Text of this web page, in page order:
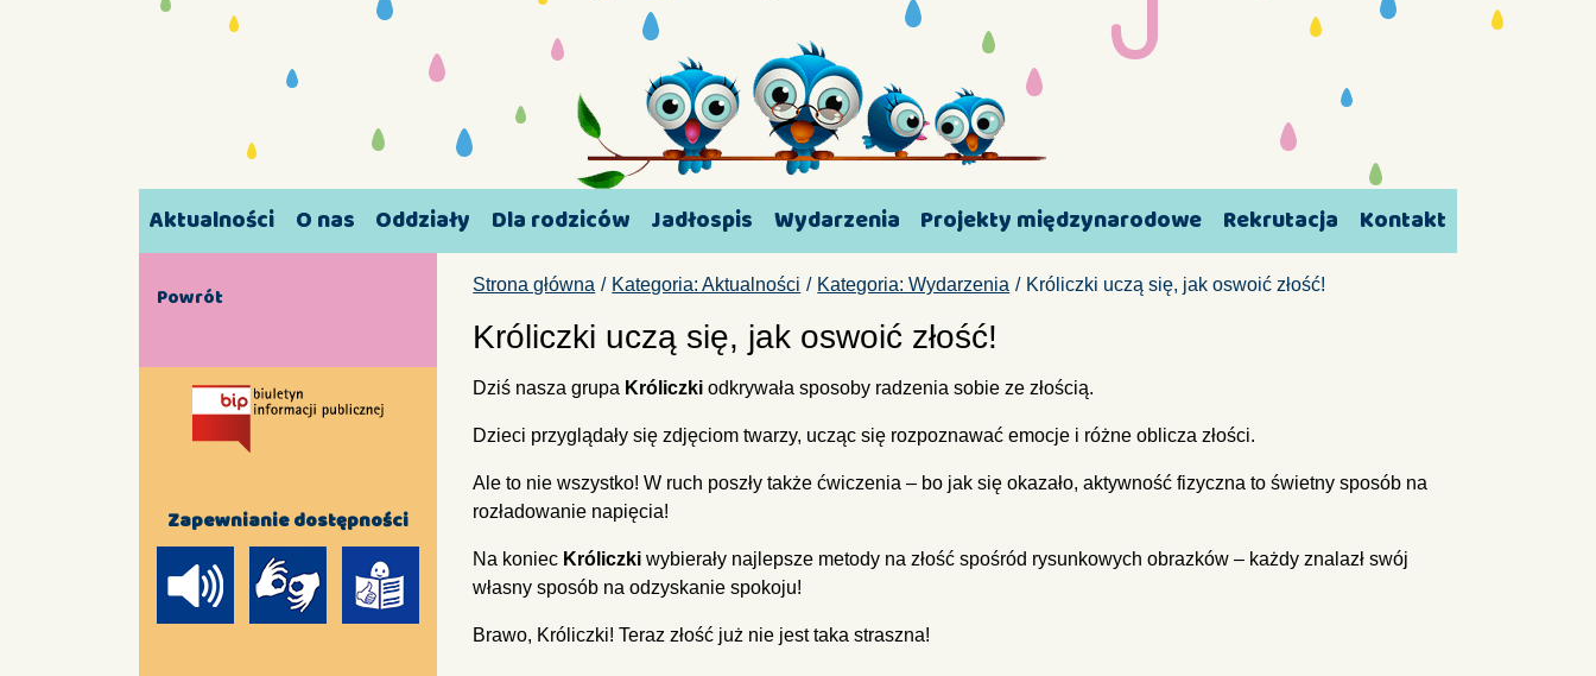
Aktualności O nas Oddziały Dla rodziców Jadłospis Wydarzenia Projekty międzynarodowe Rekrutacja Kontakt
Strona główna Kategoria: Aktualności Kategoria: Wydarzenia Króliczki uczą się, jak oswoić złość!
Króliczki uczą się, jak oswoić złość!
Dziś nasza grupa Króliczki odkrywała sposoby radzenia sobie ze złością.
Dzieci przyglądały się zdjęciom twarzy, ucząc się rozpoznawać emocje i różne oblicza złości.
Ale to nie wszystko! W ruch poszły także ćwiczenia – bo jak się okazało, aktywność fizyczna to świetny sposób na
rozładowanie napięcia! ‍️
Na koniec Króliczki wybierały najlepsze metody na złość spośród rysunkowych obrazków – każdy znalazł swój
własny sposób na odzyskanie spokoju! ️
Brawo, Króliczki! Teraz złość już nie jest taka straszna!
Powrót
Zapewnianie dostępności